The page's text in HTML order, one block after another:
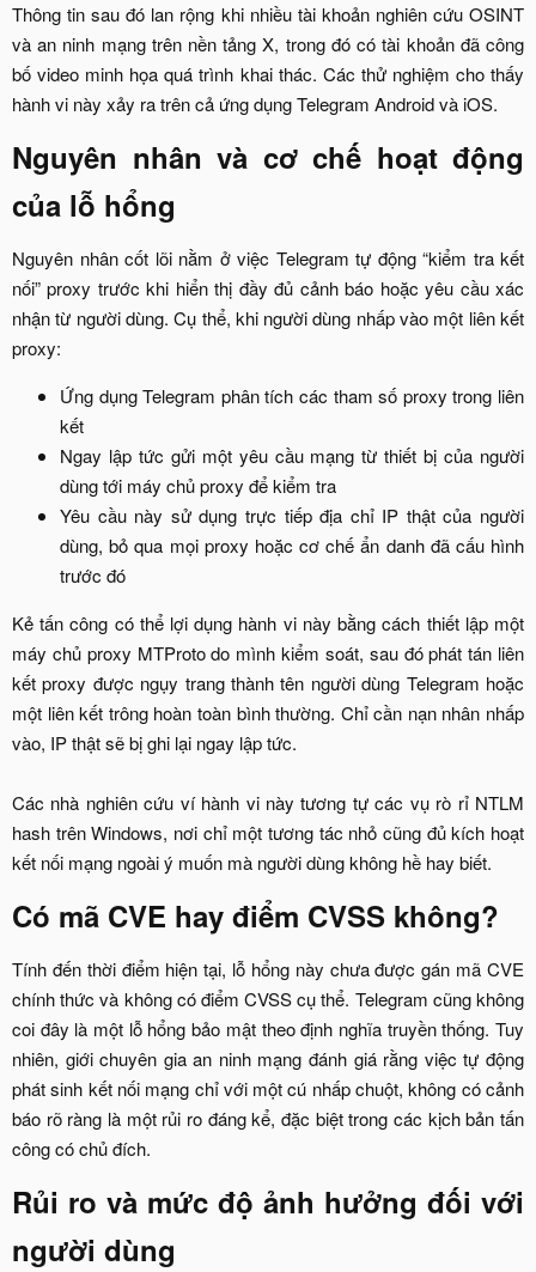
Thông tin sau đó lan rộng khi nhiều tài khoản nghiên cứu OSINT
và an ninh mạng trên nền tảng X, trong đó có tài khoản đã công
bố video minh họa quá trình khai thác. Các thử nghiệm cho thấy
hành vi này xảy ra trên cả ứng dụng Telegram Android và iOS.​
Nguyên nhân và cơ chế hoạt động
của lỗ hổng​
Nguyên nhân cốt lõi nằm ở việc Telegram tự động “kiểm tra kết
nối” proxy trước khi hiển thị đầy đủ cảnh báo hoặc yêu cầu xác
nhận từ người dùng. Cụ thể, khi người dùng nhấp vào một liên kết
proxy:​
Ứng dụng Telegram phân tích các tham số proxy trong liên
kết​
Ngay lập tức gửi một yêu cầu mạng từ thiết bị của người
dùng tới máy chủ proxy để kiểm tra​
Yêu cầu này sử dụng trực tiếp địa chỉ IP thật của người
dùng, bỏ qua mọi proxy hoặc cơ chế ẩn danh đã cấu hình
trước đó​
Kẻ tấn công có thể lợi dụng hành vi này bằng cách thiết lập một
máy chủ proxy MTProto do mình kiểm soát, sau đó phát tán liên
kết proxy được ngụy trang thành tên người dùng Telegram hoặc
một liên kết trông hoàn toàn bình thường. Chỉ cần nạn nhân nhấp
vào, IP thật sẽ bị ghi lại ngay lập tức.
Các nhà nghiên cứu ví hành vi này tương tự các vụ rò rỉ NTLM
hash trên Windows, nơi chỉ một tương tác nhỏ cũng đủ kích hoạt
kết nối mạng ngoài ý muốn mà người dùng không hề hay biết.​
Có mã CVE hay điểm CVSS không?​
Tính đến thời điểm hiện tại, lỗ hổng này chưa được gán mã CVE
chính thức và không có điểm CVSS cụ thể. Telegram cũng không
coi đây là một lỗ hổng bảo mật theo định nghĩa truyền thống. Tuy
nhiên, giới chuyên gia an ninh mạng đánh giá rằng việc tự động
phát sinh kết nối mạng chỉ với một cú nhấp chuột, không có cảnh
báo rõ ràng là một rủi ro đáng kể, đặc biệt trong các kịch bản tấn
công có chủ đích.​
Rủi ro và mức độ ảnh hưởng đối với
người dùng​